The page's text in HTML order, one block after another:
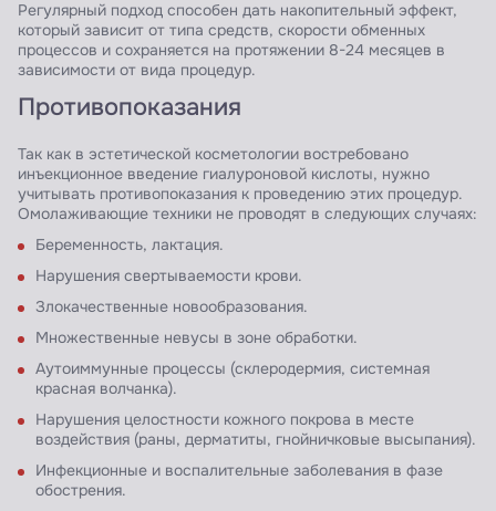
Регулярный подход способен дать накопительный эффект,
который зависит от типа средств, скорости обменных
процессов и сохраняется на протяжении 8-24 месяцев в
зависимости от вида процедур.
Противопоказания
Так как в эстетической косметологии востребовано
инъекционное введение гиалуроновой кислоты, нужно
учитывать противопоказания к проведению этих процедур.
Омолаживающие техники не проводят в следующих случаях:
Беременность, лактация.
Нарушения свертываемости крови.
Злокачественные новообразования.
Множественные невусы в зоне обработки.
Аутоиммунные процессы (склеродермия, системная
красная волчанка).
Нарушения целостности кожного покрова в месте
воздействия (раны, дерматиты, гнойничковые высыпания).
Инфекционные и воспалительные заболевания в фазе
обострения.